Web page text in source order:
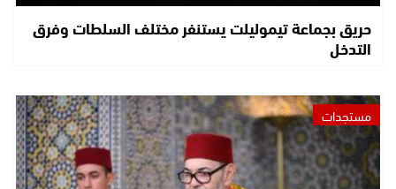
حريق بجماعة تيموليلت يستنفر مختلف السلطات وفرق
التدخل
مستجدات